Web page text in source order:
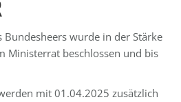
Bundesheers wurde in der Stärke
Ministerrat beschlossen und bis
mit 01.04.2025 zusätzlich